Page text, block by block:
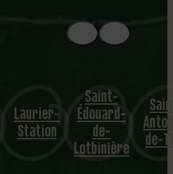
Saint-
Édouard-
de-
Lotbinière
Saint-
Antoine-
de-Tilly